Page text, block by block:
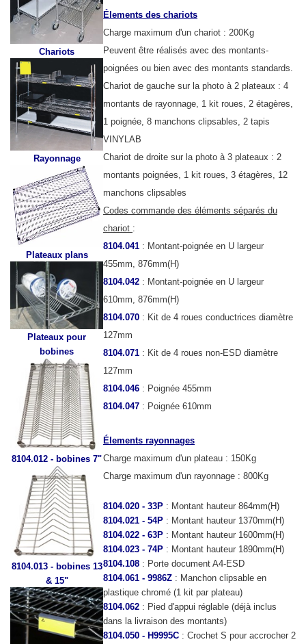
Chariots
Rayonnage
Plateaux plans
Plateaux pour
bobines
8104.012 - bobines 7"
8104.013 - bobines 13
& 15"
Élements des chariots
Charge maximum d'un chariot : 200Kg
Peuvent être réalisés avec des montants-
poignées ou bien avec des montants standards.
Chariot de gauche sur la photo à 2 plateaux : 4
montants de rayonnage, 1 kit roues, 2 étagères,
1 poignée, 8 manchons clipsables, 2 tapis
VINYLAB
Chariot de droite sur la photo à 3 plateaux : 2
montants poignées, 1 kit roues, 3 étagères, 12
manchons clipsables
Codes commande des éléments séparés du
chariot :
8104.041 : Montant-poignée en U largeur
455mm, 876mm(H)
8104.042 : Montant-poignée en U largeur
610mm, 876mm(H)
8104.070 : Kit de 4 roues conductrices diamètre
127mm
8104.071 : Kit de 4 roues non-ESD diamètre
127mm
8104.046 : Poignée 455mm
8104.047 : Poignée 610mm
Élements rayonnages
Charge maximum d'un plateau : 150Kg
Charge maximum d'un rayonnage : 800Kg
8104.020 - 33P : Montant hauteur 864mm(H)
8104.021 - 54P : Montant hauteur 1370mm(H)
8104.022 - 63P : Montant hauteur 1600mm(H)
8104.023 - 74P : Montant hauteur 1890mm(H)
8104.108 : Porte document A4-ESD
8104.061 - 9986Z : Manchon clipsable en
plastique chromé (1 kit par plateau)
8104.062 : Pied d'appui réglable (déjà inclus
dans la livraison des montants)
8104.050 - H9995C : Crochet S pour accrocher 2